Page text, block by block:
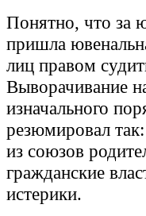
Понятно, что за
пришла
лиц правом
Выворачивание
изначального
резюмировал
из союзов
гражданские
истерики.